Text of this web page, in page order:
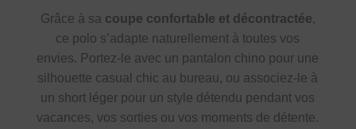
Grâce à sa coupe confortable et décontractée,
ce polo s’adapte naturellement à toutes vos
envies. Portez-le avec un pantalon chino pour une
silhouette casual chic au bureau, ou associez-le à
un short léger pour un style détendu pendant vos
vacances, vos sorties ou vos moments de détente.